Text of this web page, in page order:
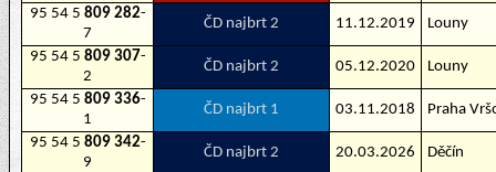
95 54 5 809 282-
7
ČD najbrt 2 11.12.2019
Louny
95 54 5 809 307-
2
ČD najbrt 2 05.12.2020
Louny
95 54 5 809 336-
1
ČD najbrt 1 03.11.2018
Praha
95 54 5 809 342-
9
ČD najbrt 2 20.03.2026
Děčín